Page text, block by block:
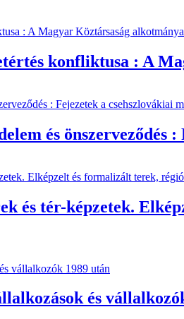
konfliktusa : A
és önszerveződés
és tér-képzetek.
és